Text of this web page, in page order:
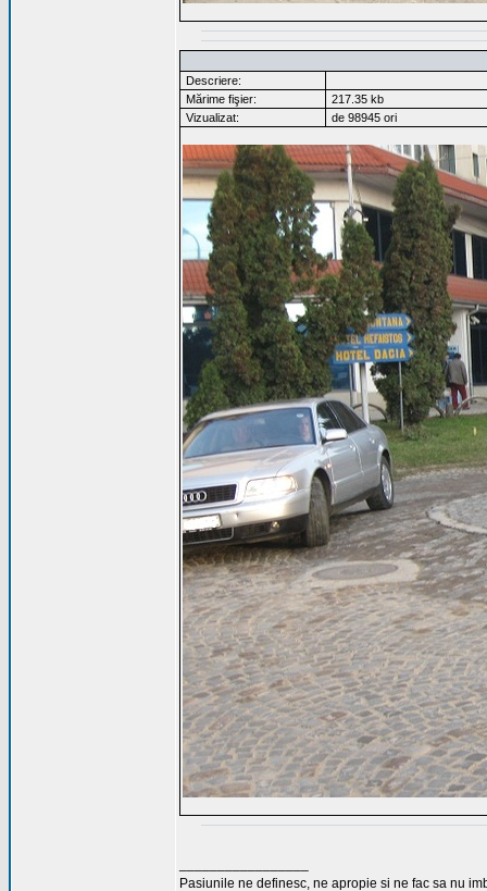
Descriere:
Mărime fişier:
217.35 kb
Vizualizat:
de 98945 ori
Pasiunile ne definesc, ne apropie si ne fac sa nu